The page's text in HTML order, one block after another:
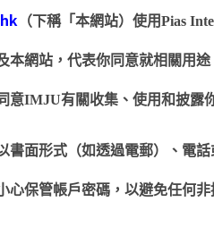
（下稱「本網站）使用Pias
本網站，代表你同意就相關用
意IMJU有關收集、使用和披露
書面形式（如透過電郵）、電
心保管帳戶密碼，以避免任何